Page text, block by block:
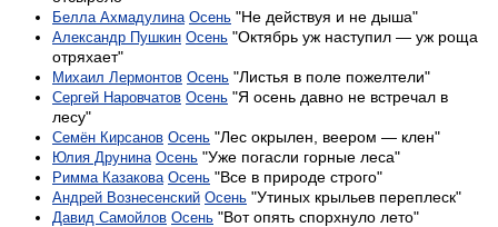
Белла Ахмадулина Осень "Не действуя и не дыша"
Александр Пушкин Осень "Октябрь уж наступил — уж роща
отряхает"
Михаил Лермонтов Осень "Листья в поле пожелтели"
Сергей Наровчатов Осень "Я осень давно не встречал в
лесу"
Семён Кирсанов Осень "Лес окрылен, веером — клен"
Юлия Друнина Осень "Уже погасли горные леса"
Римма Казакова Осень "Все в природе строго"
Андрей Вознесенский Осень "Утиных крыльев переплеск"
Давид Самойлов Осень "Вот опять спорхнуло лето"